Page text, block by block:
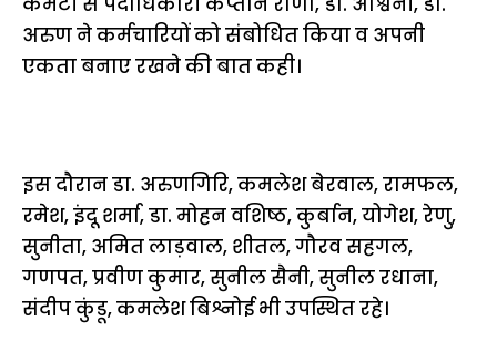
अरुण ने कर्मचारियों को संबोधित किया व अपनी
एकता बनाए रखने की बात कही।
इस दौरान डा. अरुणगिरि, कमलेश बेरवाल, रामफल,
रमेश, इंदू शर्मा, डा. मोहन वशिष्ठ, कुर्बान, योगेश, रेणु,
सुनीता, अमित लाड़वाल, शीतल, गौरव सहगल,
गणपत, प्रवीण कुमार, सुनील सैनी, सुनील रधाना,
संदीप कुंडू, कमलेश बिश्नोई भी उपस्थित रहे।